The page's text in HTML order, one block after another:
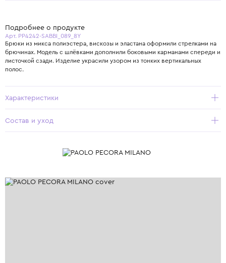
Подробнее о продукте
Арт. PP4242-SABBI_089_8Y
Брюки из микса полиэстера, вискозы и эластана оформили стрелками на
брючинах. Модель с шлёвками дополнили боковыми карманами спереди и
листочкой сзади. Изделие украсили узором из тонких вертикальных
полос.
Характеристики
Состав и уход